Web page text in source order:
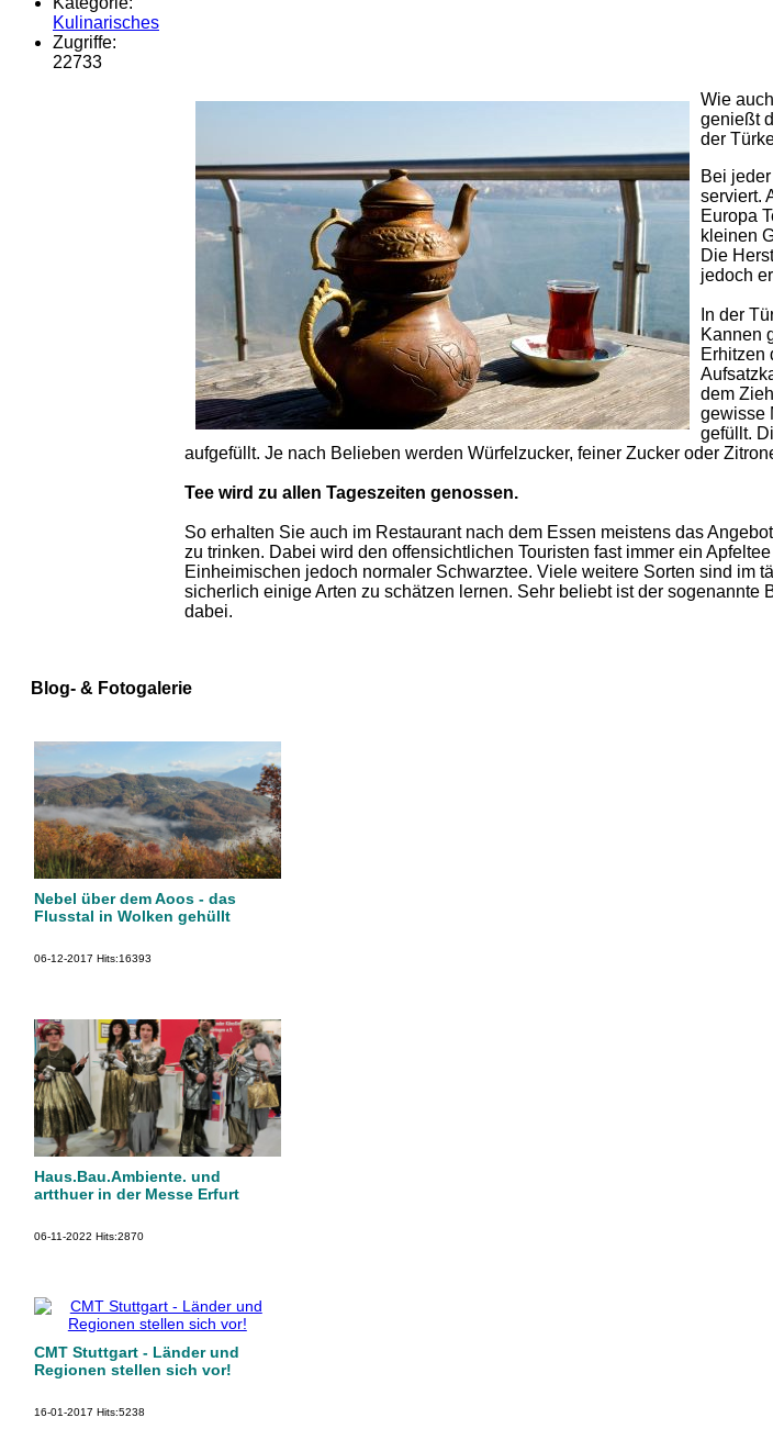
Kulinarisches
Zugriffe:
22733
Wie
genießt
der
Bei
serviert.
Europa
kleinen
Die
jedoch
In der
Kannen
Erhitzen
dem
gewisse
gefüllt.
aufgefüllt. Je nach Belieben werden Würfelzucker, feiner Zucker oder
Tee wird zu allen Tageszeiten genossen.
So erhalten Sie auch im Restaurant nach dem Essen meistens das
zu trinken. Dabei wird den offensichtlichen Touristen fast immer ein
Einheimischen jedoch normaler Schwarztee. Viele weitere Sorten sind im
sicherlich einige Arten zu schätzen lernen. Sehr beliebt ist der sogenannte
dabei.
Blog- & Fotogalerie
Nebel über dem Aoos - das
Flusstal in Wolken gehüllt
06-12-2017 Hits:16393
Haus.Bau.Ambiente. und
artthuer in der Messe Erfurt
06-11-2022 Hits:2870
CMT Stuttgart - Länder und
Regionen stellen sich vor!
16-01-2017 Hits:5238